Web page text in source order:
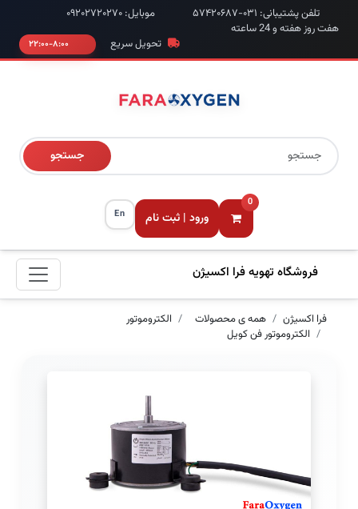
تلفن پشتیبانی: ۰۳۱-۵۷۴۲۰۶۸۷
موبایل: ۰۹۲۰۲۷۲۰۲۷۰
هفت روز هفته و 24 ساعته
تحویل سریع
جستجو
0
ورود | ثبت نام En
فروشگاه تهویه فرا اکسیژن
فرا اکسیژن همه ی محصولات
الکتروموتور
الکتروموتور فن کویل